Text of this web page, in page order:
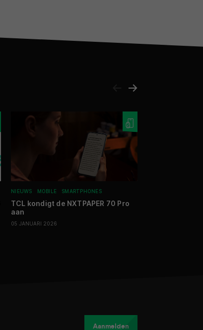
NIEUWS MOBILE SMARTPHONES
TCL kondigt de NXTPAPER 70 Pro
aan
05 JANUARI 2026
Aanmelden